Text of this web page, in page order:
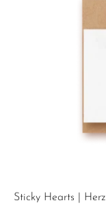
Sticky Hearts | Herz